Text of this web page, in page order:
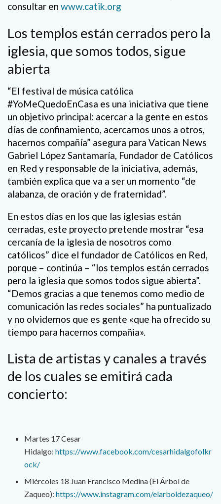
consultar en www.catik.org
Los templos están cerrados pero la
iglesia, que somos todos, sigue
abierta
“El festival de música católica
#YoMeQuedoEnCasa es una iniciativa que tiene
un objetivo principal: acercar a la gente en estos
días de confinamiento, acercarnos unos a otros,
hacernos compañía” asegura para Vatican News
Gabriel López Santamaría, Fundador de Católicos
en Red y responsable de la iniciativa, además,
también explica que va a ser un momento “de
alabanza, de oración y de fraternidad”.
En estos días en los que las iglesias están
cerradas, este proyecto pretende mostrar “esa
cercanía de la iglesia de nosotros como
católicos” dice el fundador de Católicos en Red,
porque – continúa – “los templos están cerrados
pero la iglesia que somos todos sigue abierta”.
“Demos gracias a que tenemos como medio de
comunicación las redes sociales” ha puntualizado
y no olvidemos que es gente «que ha ofrecido su
tiempo para hacernos compañia».
Lista de artistas y canales a través
de los cuales se emitirá cada
concierto:
Martes 17 Cesar
Hidalgo:https://www.facebook.com/cesarhidalgofolkr
ock/
Miércoles 18 Juan Francisco Medina (El Árbol de
Zaqueo):https://www.instagram.com/elarboldezaqueo/